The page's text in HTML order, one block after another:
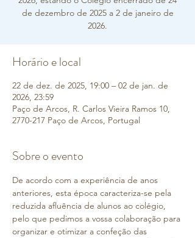
de dezembro de 2025 a 2 de janeiro de
2026.
Horário e local
22 de dez. de 2025, 19:00 – 02 de jan. de
2026, 23:59
Paço de Arcos, R. Carlos Vieira Ramos 10,
2770-217 Paço de Arcos, Portugal
Sobre o evento
De acordo com a experiência de anos
anteriores, esta época caracteriza-se pela
reduzida afluência de alunos ao colégio,
pelo que pedimos a vossa colaboração para
organizar e otimizar a confeção das